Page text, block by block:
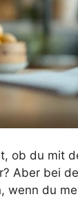
ob du mit
Aber bei
wenn du